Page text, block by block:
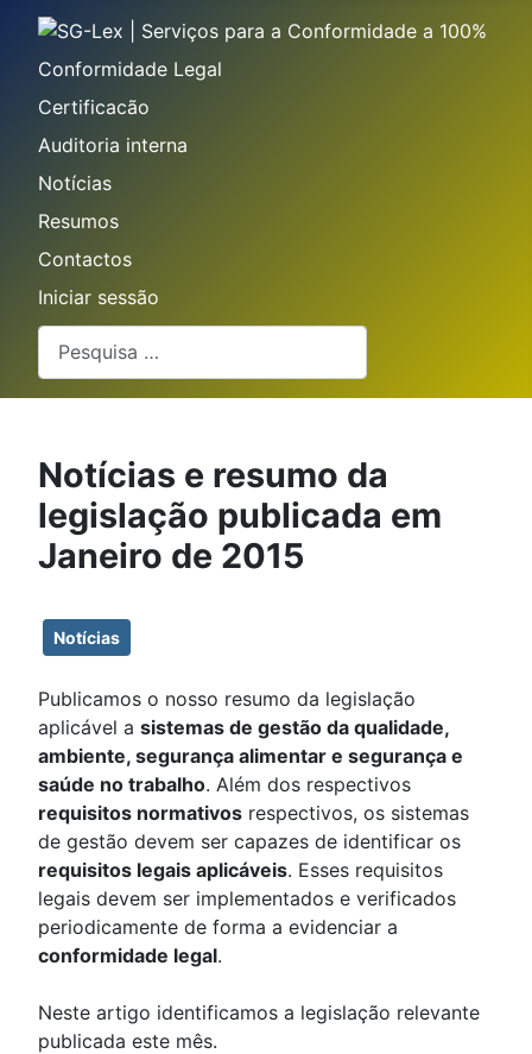
Conformidade Legal
Certificacão
Auditoria interna
Notícias
Resumos
Contactos
Iniciar sessão
Pesquisar
Notícias e resumo da
legislação publicada em
Janeiro de 2015
Notícias
Publicamos o nosso resumo da legislação
aplicável a sistemas de gestão da qualidade,
ambiente, segurança alimentar e segurança e
saúde no trabalho. Além dos respectivos
requisitos normativos respectivos, os sistemas
de gestão devem ser capazes de identificar os
requisitos legais aplicáveis. Esses requisitos
legais devem ser implementados e verificados
periodicamente de forma a evidenciar a
conformidade legal.
Neste artigo identificamos a legislação relevante
publicada este mês.